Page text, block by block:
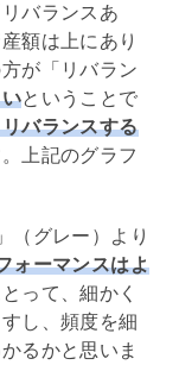
バランスあ
額は上にあり
方が「リバラン
ということで
バランスする
上記のグラフ
（グレー）より
ォーマンスはよ
って、細かく
し、頻度を細
るかと思いま